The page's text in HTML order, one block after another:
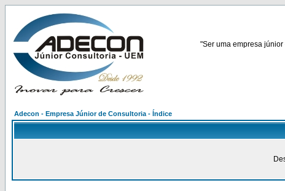
"Ser uma empresa
Adecon - Empresa Júnior de Consultoria - Índice